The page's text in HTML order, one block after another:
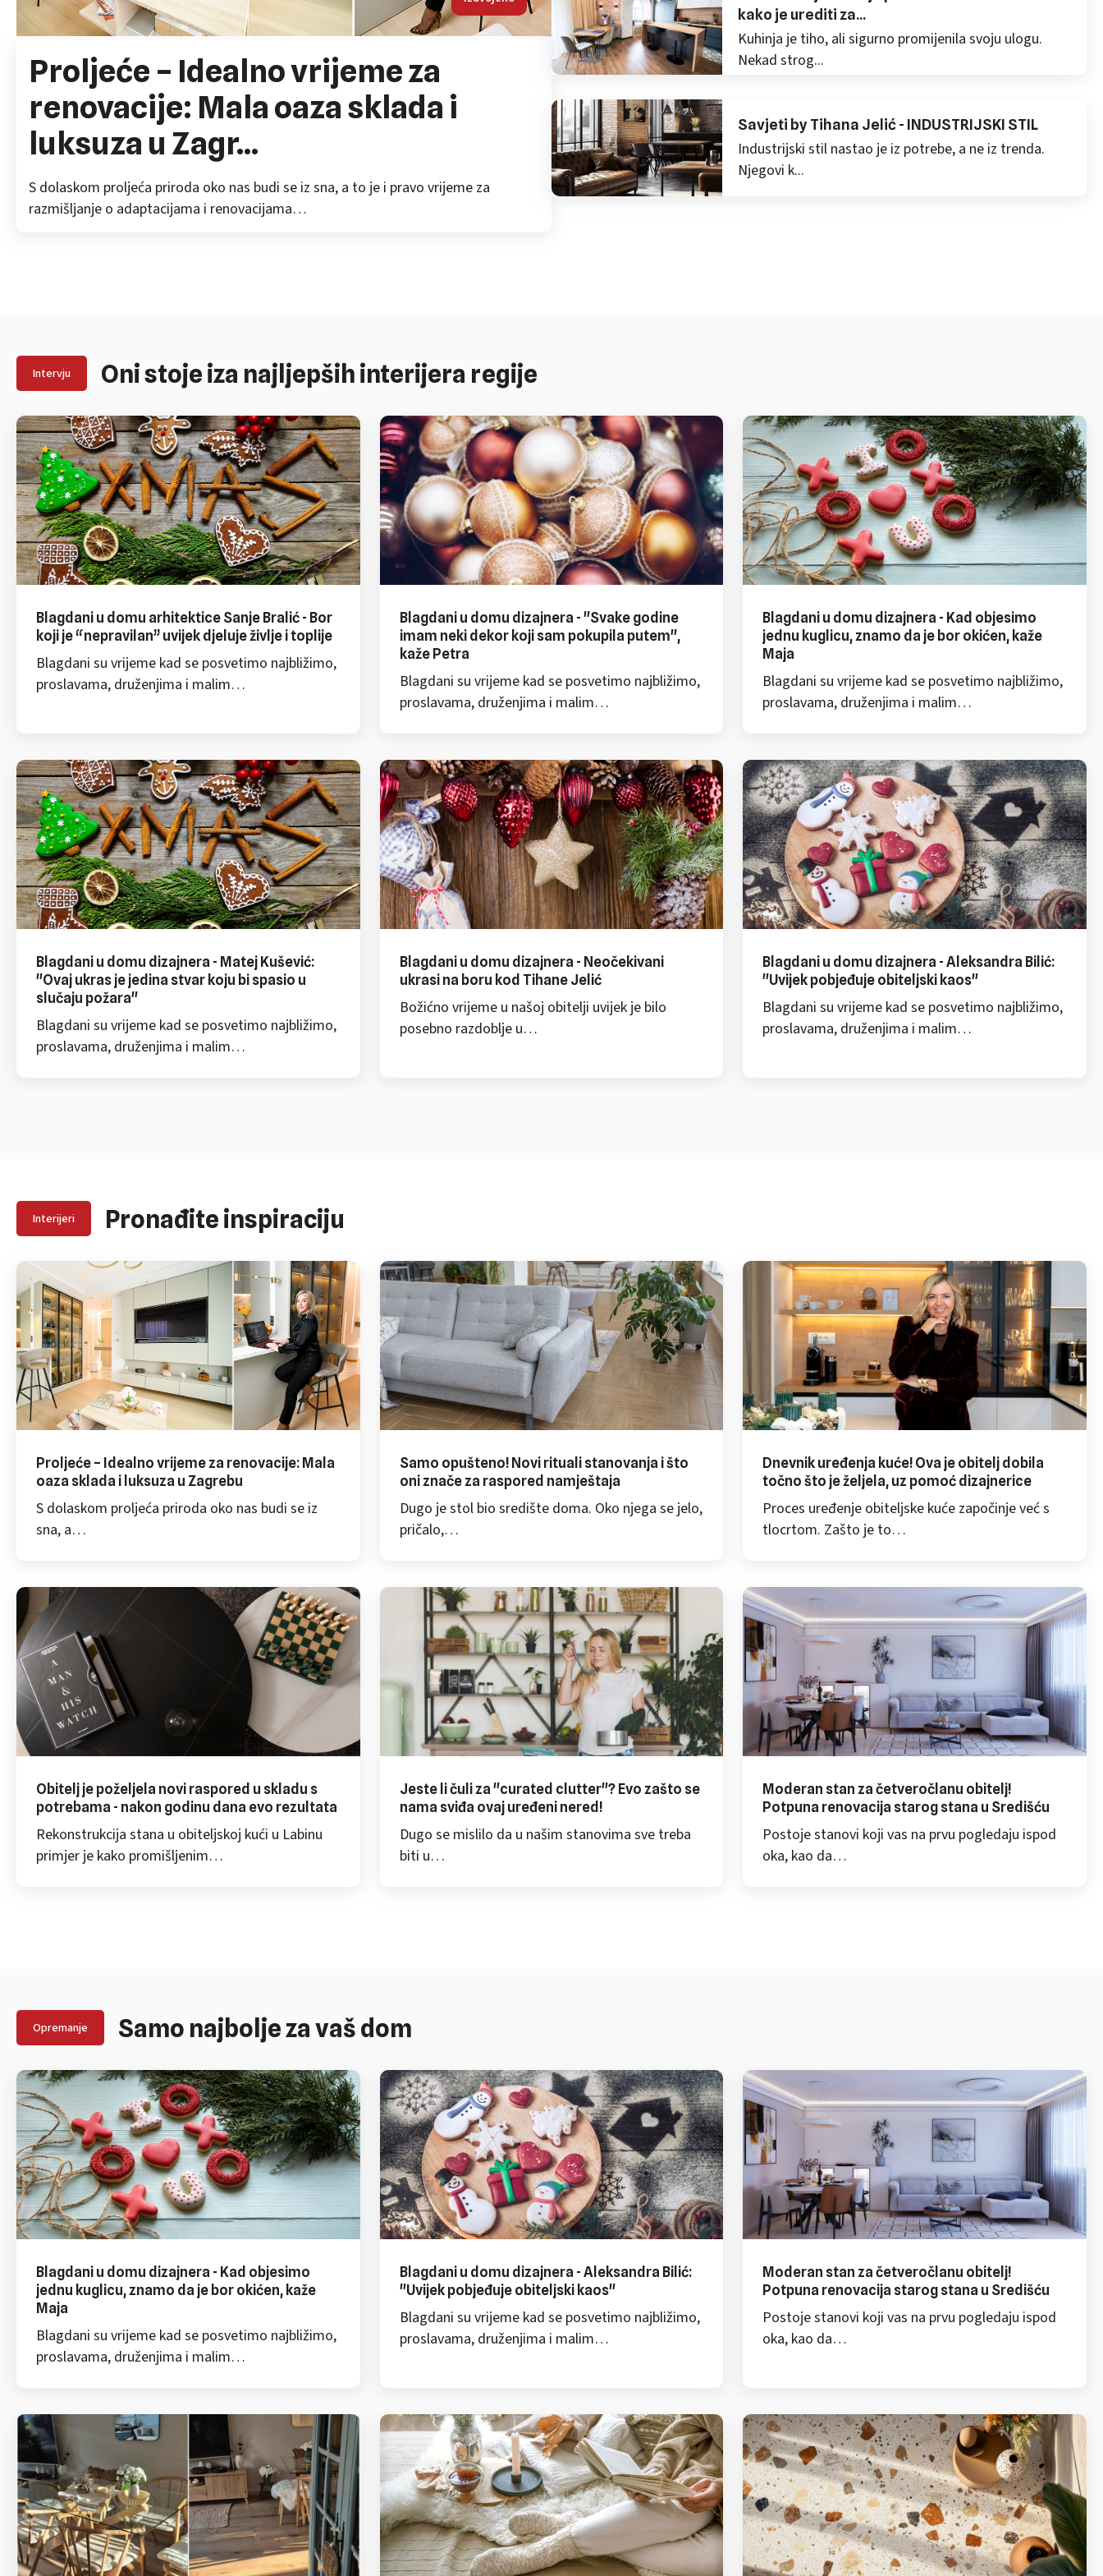
Proljeće – Idealno vrijeme za
renovacije: Mala oaza sklada i
luksuza u Zagr...
S dolaskom proljeća priroda oko nas budi se iz sna, a to je i pravo vrijeme za
razmišljanje o adaptacijama i renovacijama…
kako je urediti za...
Kuhinja je tiho, ali sigurno promijenila svoju ulogu.
Nekad strog...
Savjeti by Tihana Jelić - INDUSTRIJSKI STIL
Industrijski stil nastao je iz potrebe, a ne iz trenda.
Njegovi k...
Intervju Oni stoje iza najljepših interijera regije
Blagdani u domu arhitektice Sanje Bralić - Bor
koji je “nepravilan” uvijek djeluje življe i toplije
Blagdani su vrijeme kad se posvetimo najbližimo,
proslavama, druženjima i malim…
Blagdani u domu dizajnera - "Svake godine
imam neki dekor koji sam pokupila putem",
kaže Petra
Blagdani su vrijeme kad se posvetimo najbližimo,
proslavama, druženjima i malim…
Blagdani u domu dizajnera - Kad objesimo
jednu kuglicu, znamo da je bor okićen, kaže
Maja
Blagdani su vrijeme kad se posvetimo najbližimo,
proslavama, druženjima i malim…
Blagdani u domu dizajnera - Matej Kušević:
"Ovaj ukras je jedina stvar koju bi spasio u
slučaju požara"
Blagdani su vrijeme kad se posvetimo najbližimo,
proslavama, druženjima i malim…
Blagdani u domu dizajnera - Neočekivani
ukrasi na boru kod Tihane Jelić
Božićno vrijeme u našoj obitelji uvijek je bilo
posebno razdoblje u…
Blagdani u domu dizajnera - Aleksandra Bilić:
"Uvijek pobjeđuje obiteljski kaos"
Blagdani su vrijeme kad se posvetimo najbližimo,
proslavama, druženjima i malim…
Interijeri Pronađite inspiraciju
Proljeće – Idealno vrijeme za renovacije: Mala
oaza sklada i luksuza u Zagrebu
S dolaskom proljeća priroda oko nas budi se iz
sna, a…
Samo opušteno! Novi rituali stanovanja i što
oni znače za raspored namještaja
Dugo je stol bio središte doma. Oko njega se jelo,
pričalo,…
Dnevnik uređenja kuće! Ova je obitelj dobila
točno što je željela, uz pomoć dizajnerice
Proces uređenje obiteljske kuće započinje već s
tlocrtom. Zašto je to…
Obitelj je poželjela novi raspored u skladu s
potrebama - nakon godinu dana evo rezultata
Rekonstrukcija stana u obiteljskoj kući u Labinu
primjer je kako promišljenim…
Jeste li čuli za "curated clutter"? Evo zašto se
nama sviđa ovaj uređeni nered!
Dugo se mislilo da u našim stanovima sve treba
biti u…
Moderan stan za četveročlanu obitelj!
Potpuna renovacija starog stana u Središću
Postoje stanovi koji vas na prvu pogledaju ispod
oka, kao da…
Opremanje Samo najbolje za vaš dom
Blagdani u domu dizajnera - Kad objesimo
jednu kuglicu, znamo da je bor okićen, kaže
Maja
Blagdani su vrijeme kad se posvetimo najbližimo,
proslavama, druženjima i malim…
Blagdani u domu dizajnera - Aleksandra Bilić:
"Uvijek pobjeđuje obiteljski kaos"
Blagdani su vrijeme kad se posvetimo najbližimo,
proslavama, druženjima i malim…
Moderan stan za četveročlanu obitelj!
Potpuna renovacija starog stana u Središću
Postoje stanovi koji vas na prvu pogledaju ispod
oka, kao da…